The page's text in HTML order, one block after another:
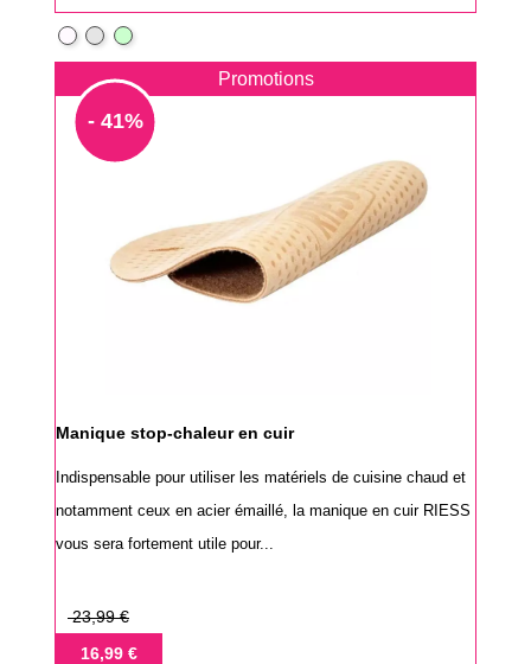
BlancGris
clair
Vert
pâle
Promotions
- 41%
Manique stop-chaleur en cuir
Indispensable pour utiliser les matériels de cuisine chaud et
notamment ceux en acier émaillé, la manique en cuir RIESS
vous sera fortement utile pour...
Prix
23,99 €
Prix16,99 €